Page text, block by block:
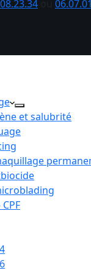
et salubrité